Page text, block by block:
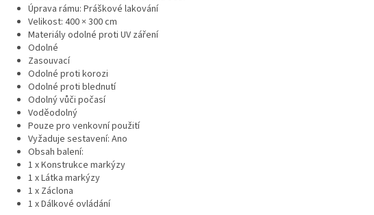
Úprava rámu: Práškové lakování
Velikost: 400 × 300 cm
Materiály odolné proti UV záření
Odolné
Zasouvací
Odolné proti korozi
Odolné proti blednutí
Odolný vůči počasí
Voděodolný
Pouze pro venkovní použití
Vyžaduje sestavení: Ano
Obsah balení:
1 x Konstrukce markýzy
1 x Látka markýzy
1 x Záclona
1 x Dálkové ovládání